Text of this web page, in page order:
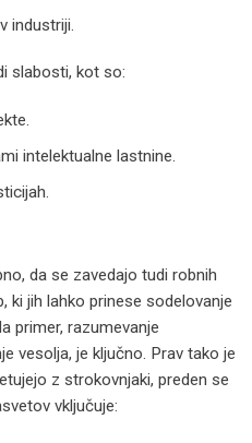
industriji.
slabosti, kot so:
intelektualne lastnine.
da se zavedajo tudi robnih
ki jih lahko prinese sodelovanje
primer, razumevanje
vesolja, je ključno. Prav tako je
z strokovnjaki, preden se
vključuje: